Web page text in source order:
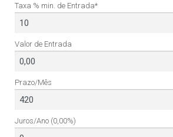
Taxa % min. de Entrada*
Valor de Entrada
Prazo/Mês
Juros/Ano (0,00%)